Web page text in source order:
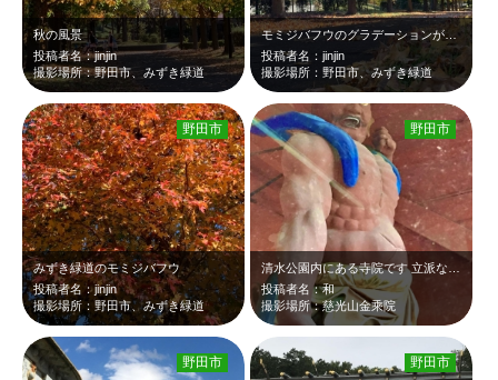
秋の風景
投稿者名：jinjin
撮影場所：野田市、みずき緑道
モミジバフウのグラデーションがとても綺麗です
投稿者名：jinjin
撮影場所：野田市、みずき緑道
みずき緑道のモミジバフウ
投稿者名：jinjin
撮影場所：野田市、みずき緑道
野田市
投稿者名：和
撮影場所：慈光山金乘院
野田市
野田市 野田市